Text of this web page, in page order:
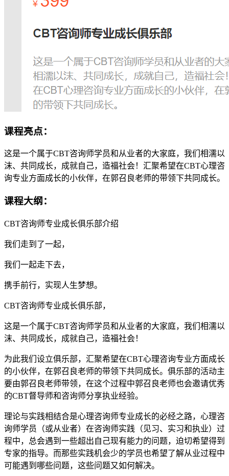
课程亮点：
这是一个属于CBT咨询师学员和从业者的大家庭，我们相濡以
沫、共同成长，成就自己，造福社会！汇聚希望在CBT心理咨
询专业方面成长的小伙伴，在郭召良老师的带领下共同成长。
课程大纲：
CBT咨询师专业成长俱乐部介绍
我们走到了一起，
我们一起走下去，
携手前行，实现人生梦想。
CBT咨询师专业成长俱乐部，
这是一个属于CBT咨询师学员和从业者的大家庭，我们相濡以
沫、共同成长，成就自己，造福社会！
为此我们设立俱乐部，汇聚希望在CBT心理咨询专业方面成长
的小伙伴，在郭召良老师的带领下共同成长。俱乐部的活动主
要由郭召良老师带领，在这个过程中郭召良老师也会邀请优秀
的CBT督导师和咨询师分享执业经验。
理论与实践相结合是心理咨询师专业成长的必经之路，心理咨
询师学员（或从业者）在咨询师实践（见习、实习和执业）过
程中，总会遇到一些超出自己现有能力的问题，迫切希望得到
专家的指导。而那些实践机会少的学员也希望了解从业过程中
可能遇到哪些问题，这些问题又如何解决。